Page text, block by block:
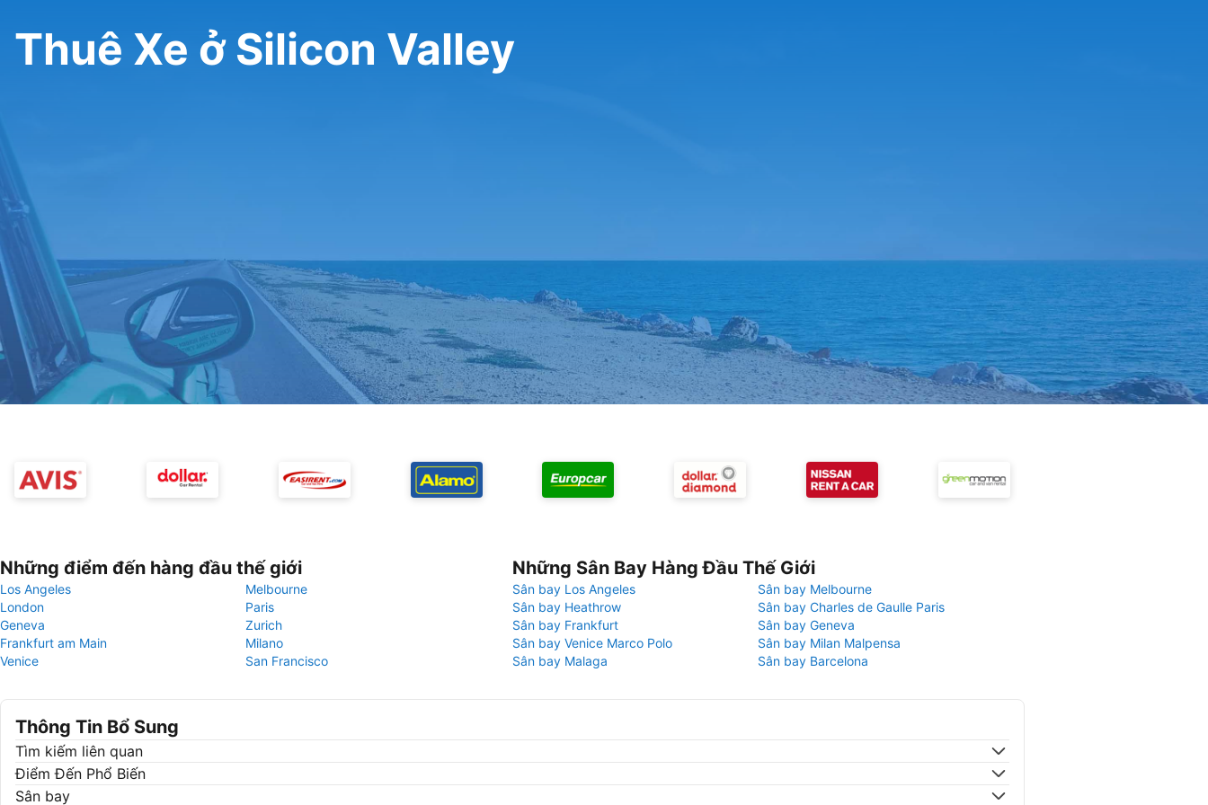
Thuê Xe ở Silicon Valley
Những điểm đến hàng đầu thế giới
Los Angeles
Melbourne
London
Paris
Geneva
Zurich
Frankfurt am Main
Milano
Venice
San Francisco
Những Sân Bay Hàng Đầu Thế Giới
Sân bay Los Angeles
Sân bay Melbourne
Sân bay Heathrow
Sân bay Charles de Gaulle Paris
Sân bay Frankfurt
Sân bay Geneva
Sân bay Venice Marco Polo
Sân bay Milan Malpensa
Sân bay Malaga
Sân bay Barcelona
Thông Tin Bổ Sung
Tìm kiếm liên quan
Điểm Đến Phổ Biến
Sân bay